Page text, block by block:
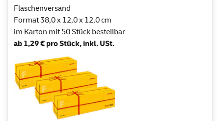
Flaschenversand
Format 38,0 x 12,0 x 12,0 cm
im Karton mit 50 Stück bestellbar
ab 1,29 € pro Stück, inkl. USt.